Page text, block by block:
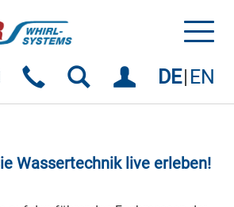
DE EN
Wassertechnik live erleben!